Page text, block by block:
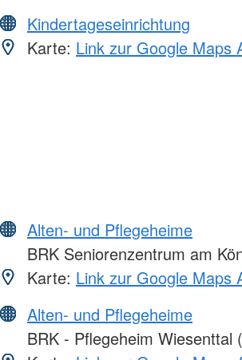
Kindertageseinrichtung
Karte: Link zur Google Maps
Alten- und Pflegeheime
BRK Seniorenzentrum am
Karte: Link zur Google Maps
Alten- und Pflegeheime
BRK - Pflegeheim Wiesenttal